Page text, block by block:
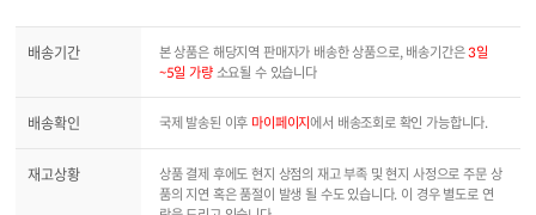
배송기간 본 상품은 해당지역 판매자가 배송한 상품으로, 배송기간은3일
~5일 가량소요될 수 있습니다
배송확인 국제 발송된 이후 마이페이지에서 배송조회로 확인 가능합니다.
재고상황
상품 결제 후에도 현지 상점의 재고 부족 및 현지 사정으로 주문 상
품의 지연 혹은 품절이 발생 될 수도 있습니다. 이 경우 별도로 연